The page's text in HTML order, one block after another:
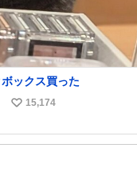
ックス買った
い
ね
15,174